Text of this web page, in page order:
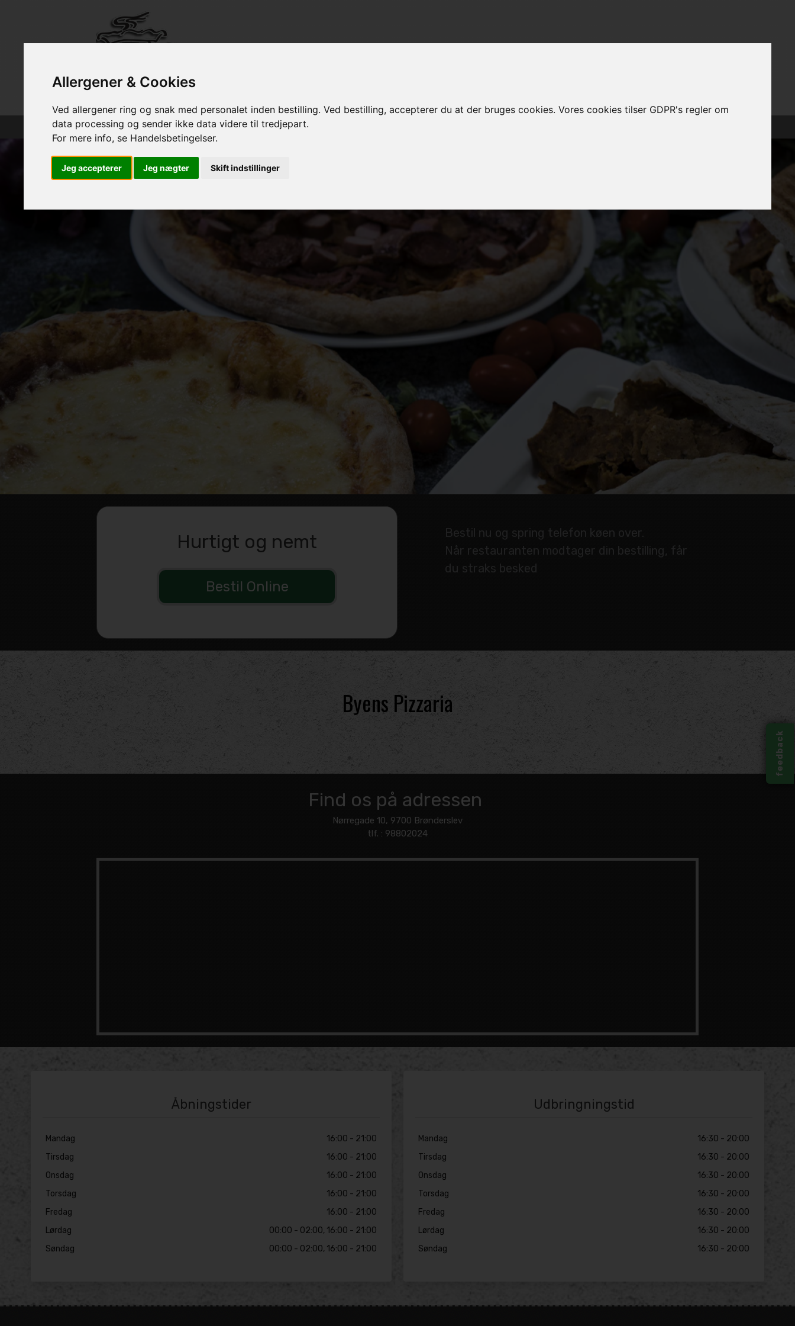
Allergener & Cookies
Ved allergener ring og snak med personalet inden bestilling. Ved bestilling, accepterer du at der bruges cookies. Vores cookies tilser GDPR's regler om
data processing og sender ikke data videre til tredjepart.
For mere info, se Handelsbetingelser.
Jeg accepterer Jeg nægter Skift indstillinger
feedback
Forsiden |
Hurtigt og nemt
Bestil Online
Bestil nu og spring telefon køen over.
Når restauranten modtager din bestilling, får
du straks besked
Byens Pizzaria
Find os på adressen
Nørregade 10, 9700 Brønderslev
tlf. : 98802024
Åbningstider
Mandag
16:00 - 21:00
Tirsdag
16:00 - 21:00
Onsdag
16:00 - 21:00
Torsdag
16:00 - 21:00
Fredag
16:00 - 21:00
Lørdag
00:00 - 02:00, 16:00 - 21:00
Søndag
00:00 - 02:00, 16:00 - 21:00
Udbringningstid
Mandag
16:30 - 20:00
Tirsdag
16:30 - 20:00
Onsdag
16:30 - 20:00
Torsdag
16:30 - 20:00
Fredag
16:30 - 20:00
Lørdag
16:30 - 20:00
Søndag
16:30 - 20:00